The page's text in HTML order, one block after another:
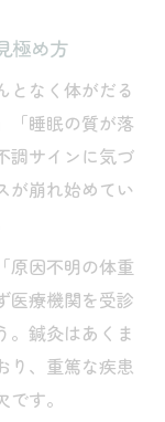
極め方
となく体がだる
「睡眠の質が落
調サインに気づ
が崩れ始めてい
原因不明の体重
医療機関を受診
。鍼灸はあくま
り、重篤な疾患
す。